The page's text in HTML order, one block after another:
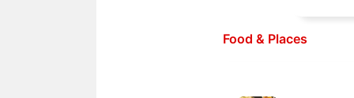
Food & Places